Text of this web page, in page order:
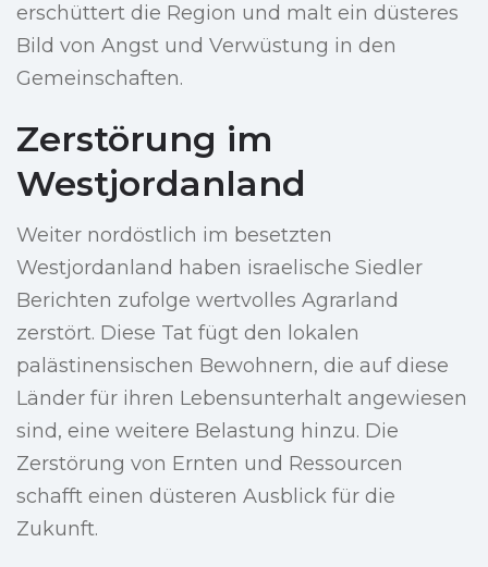
erschüttert die Region und malt ein düsteres
Bild von Angst und Verwüstung in den
Gemeinschaften.
Zerstörung im
Westjordanland
Weiter nordöstlich im besetzten
Westjordanland haben israelische Siedler
Berichten zufolge wertvolles Agrarland
zerstört. Diese Tat fügt den lokalen
palästinensischen Bewohnern, die auf diese
Länder für ihren Lebensunterhalt angewiesen
sind, eine weitere Belastung hinzu. Die
Zerstörung von Ernten und Ressourcen
schafft einen düsteren Ausblick für die
Zukunft.